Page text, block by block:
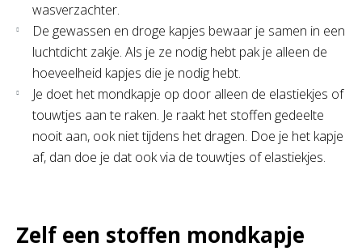
wasverzachter.
De gewassen en droge kapjes bewaar je samen in een
luchtdicht zakje. Als je ze nodig hebt pak je alleen de
hoeveelheid kapjes die je nodig hebt.
Je doet het mondkapje op door alleen de elastiekjes of
touwtjes aan te raken. Je raakt het stoffen gedeelte
nooit aan, ook niet tijdens het dragen. Doe je het kapje
af, dan doe je dat ook via de touwtjes of elastiekjes.
Zelf een stoffen mondkapje